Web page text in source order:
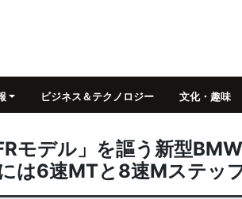
ビジネス＆テクノロジー 文化・趣味
モデル」を謳う新型
は6速MTと8速Mステッ